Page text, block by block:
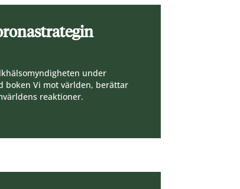
under
boken Vi mot världen, berättar
reaktioner.